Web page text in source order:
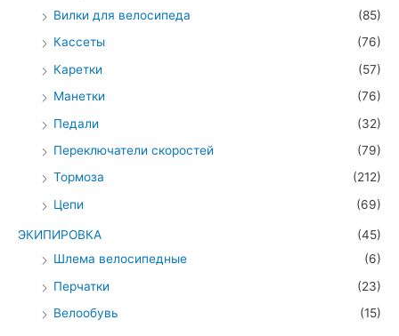
Вилки для велосипеда
(85)
Кассеты
(76)
Каретки
(57)
Манетки
(76)
Педали
(32)
Переключатели скоростей
(79)
Тормоза
(212)
Цепи
(69)
ЭКИПИРОВКА
(45)
Шлема велосипедные
(6)
Перчатки
(23)
Велообувь
(15)